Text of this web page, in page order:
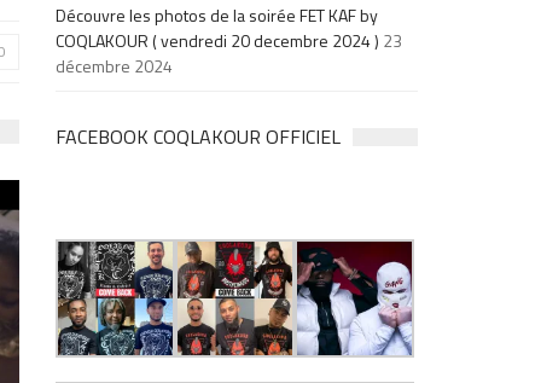
Découvre les photos de la soirée FET KAF by
COQLAKOUR ( vendredi 20 decembre 2024 ) 23
décembre 2024
FACEBOOK COQLAKOUR OFFICIEL